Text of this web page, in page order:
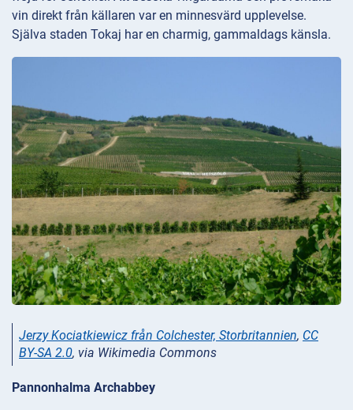
vin direkt från källaren var en minnesvärd upplevelse.
Själva staden Tokaj har en charmig, gammaldags känsla.
Jerzy Kociatkiewicz från Colchester, Storbritannien, CC
BY-SA 2.0, via Wikimedia Commons
Pannonhalma Archabbey